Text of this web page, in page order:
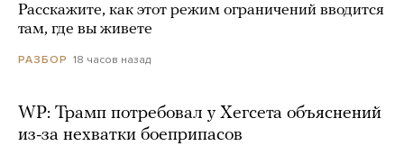
Расскажите, как этот режим ограничений вводится
там, где вы живете
РАЗБОР 18 часов назад
WP: Трамп потребовал у Хегсета объяснений
из-за нехватки боеприпасов